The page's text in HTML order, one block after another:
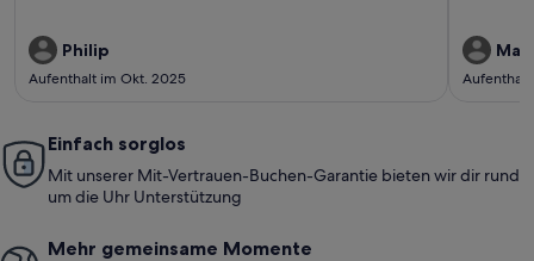
Philip
Aufenthalt im Okt. 2025
Einfach sorglos
Mit unserer Mit-Vertrauen-Buchen-Garantie bieten wir dir rund
um die Uhr Unterstützung
Mehr gemeinsame Momente